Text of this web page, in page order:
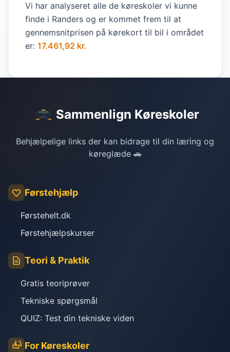
Vi har analyseret alle de køreskoler vi kunne
finde i Randers og er kommet frem til at
gennemsnitprisen på kørekort til bil i området
er: 17.461,92 kr.
Sammenlign Køreskoler
Behjælpelige links der kan bidrage til din læring og
køreglæde 🚗
Førstehjælp
Førstehelt.dk
Førstehjælpskurser
Teori & Praktik
Gratis teoriprøver
Tekniske spørgsmål
QUIZ: Test din tekniske viden
For Køreskoler